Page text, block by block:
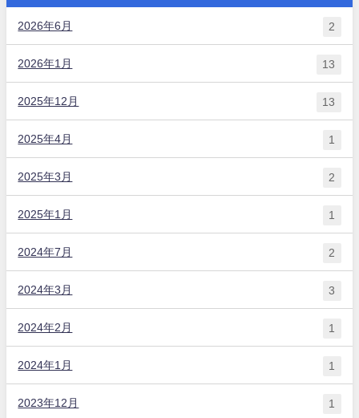
2026年6月 2
2026年1月 13
2025年12月 13
2025年4月 1
2025年3月 2
2025年1月 1
2024年7月 2
2024年3月 3
2024年2月 1
2024年1月 1
2023年12月 1